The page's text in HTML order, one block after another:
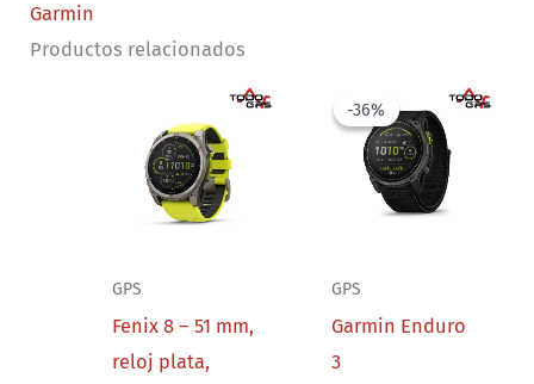
(20
mm)
Garmin
Productos relacionados
GPS
Fenix 8 – 51 mm,
reloj plata,
-36%
-36%
GPS
Garmin Enduro
3